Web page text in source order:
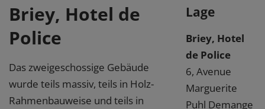
Briey, Hotel de
Police
Das zweigeschossige Gebäude
wurde teils massiv, teils in Holz-
Rahmenbauweise und teils in
Lage
Briey, Hotel
de Police
6, Avenue
Marguerite
Puhl Demange